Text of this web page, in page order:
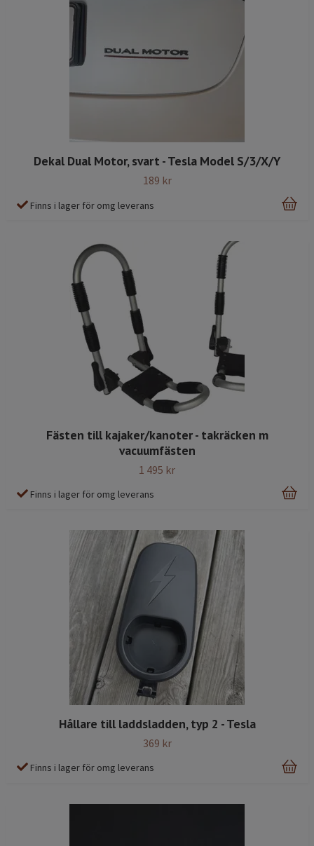
Dekal Dual Motor, svart - Tesla Model S/3/X/Y
189 kr
Finns i lager för omg leverans
Fästen till kajaker/kanoter - takräcken m
vacuumfästen
1 495 kr
Finns i lager för omg leverans
Hållare till laddsladden, typ 2 - Tesla
369 kr
Finns i lager för omg leverans